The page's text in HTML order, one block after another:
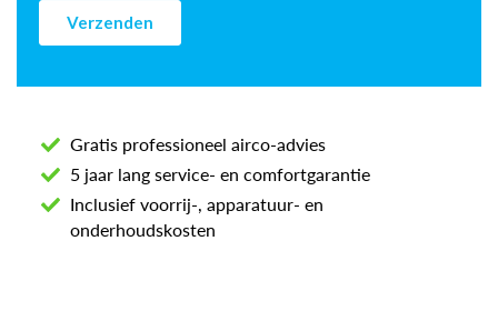
Gratis professioneel airco-advies
5 jaar lang service- en comfortgarantie
Inclusief voorrij-, apparatuur- en
onderhoudskosten